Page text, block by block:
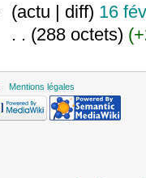
(actu | diff) 16
. . (288 octets)
Mentions légales